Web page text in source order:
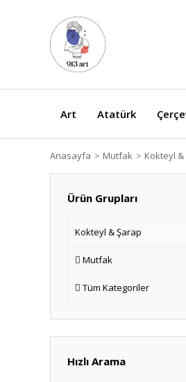
Art Atatürk
Anasayfa Mutfak Kokteyl &
Ürün Grupları
Kokteyl & Şarap
Mutfak
Tüm Kategoriler
Hızlı Arama